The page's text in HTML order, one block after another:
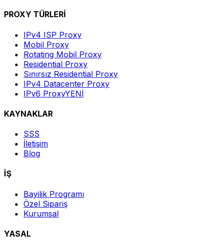
PROXY TÜRLERİ
IPv4 ISP Proxy
Mobil Proxy
Rotating Mobil Proxy
Residential Proxy
Sınırsız Residential Proxy
IPv4 Datacenter Proxy
IPv6 ProxyYENİ
KAYNAKLAR
SSS
İletişim
Blog
İŞ
Bayilik Programı
Özel Sipariş
Kurumsal
YASAL